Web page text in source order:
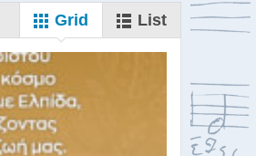
Grid List